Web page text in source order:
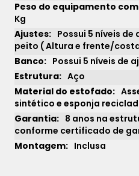
1xsem juros de
Kg
Possui 5 níveis
peito ( Altura e frente/
Possui 5 níveis de
Aço
sintético e esponja
8 anos na
conforme certificado de
Inclusa